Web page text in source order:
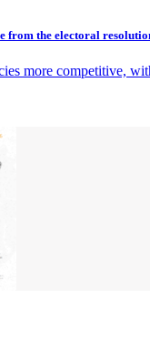
from the electoral
more competitive,